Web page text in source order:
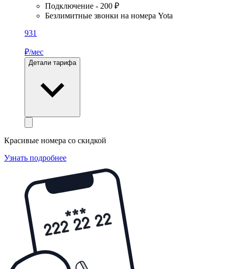
Подключение - 200 ₽
Безлимитные звонки на номера Yota
931
₽/мес
Детали тарифа
Красивые номера со скидкой
Узнать подробнее